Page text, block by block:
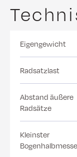
Eigengewicht
Radsatzlast
Abstand äußere
Radsätze
Kleinster